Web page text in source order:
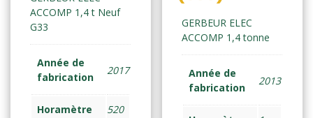
ACCOMP 1,4 t Neuf
G33
Année de
fabrication
2017
Horamètre 520
GERBEUR ELEC
ACCOMP 1,4 tonne
Année de
fabrication
2013